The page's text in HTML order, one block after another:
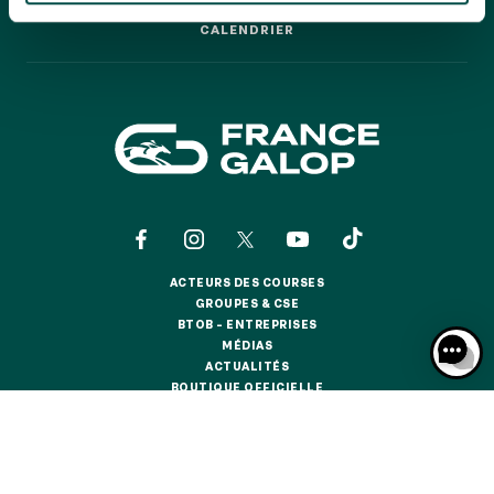
LA GARDEN PARTY - CYGAMES GRAND PRIX DE PARIS -
OFFRES, PASS & ABONNEMENTS
ABONNEMENTS ANNUELS
ABONNEMENTS ANNUELS
CALENDRIER
ACTEURS DES COURSES
ACTEURS DES COURSES
GROUPES & CSE
GROUPES & CSE
BTOB – ENTREPRISES
BTOB – ENTREPRISES
MÉDIAS
MÉDIAS
ACTUALITÉS
ACTUALITÉS
BOUTIQUE OFFICIELLE